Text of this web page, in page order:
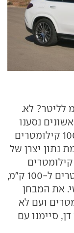
לצריכת דלק של 111 ק"מ לליטר? לא.
הראשונים נסענו
כאמור ללא צריכת דלק כלל. אחרי 100 קילומטרים
- לעומת נתון יצרן של
0.9 ליטרים למרחק כזה. אחרי 200 קילומטרים
רשם ה-GLE צריכת דלק של 4.6 ליטרים ל-100 ק"מ,
את המבחן
יותר מ-300 קילומטרים ועם לא
סיימנו עם